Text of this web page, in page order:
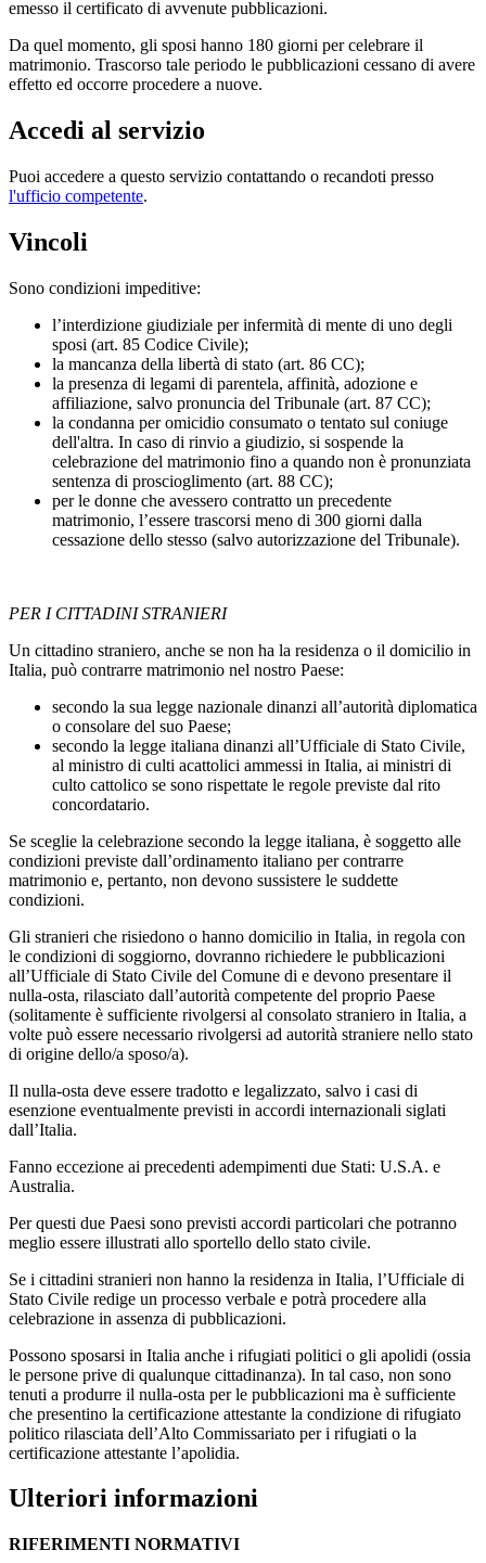
emesso il certificato di avvenute pubblicazioni.
Da quel momento, gli sposi hanno 180 giorni per celebrare il
matrimonio. Trascorso tale periodo le pubblicazioni cessano di avere
effetto ed occorre procedere a nuove.
Accedi al servizio
Puoi accedere a questo servizio contattando o recandoti presso
l'ufficio competente.
Vincoli
Sono condizioni impeditive:
l’interdizione giudiziale per infermità di mente di uno degli
sposi (art. 85 Codice Civile);
la mancanza della libertà di stato (art. 86 CC);
la presenza di legami di parentela, affinità, adozione e
affiliazione, salvo pronuncia del Tribunale (art. 87 CC);
la condanna per omicidio consumato o tentato sul coniuge
dell'altra. In caso di rinvio a giudizio, si sospende la
celebrazione del matrimonio fino a quando non è pronunziata
sentenza di proscioglimento (art. 88 CC);
per le donne che avessero contratto un precedente
matrimonio, l’essere trascorsi meno di 300 giorni dalla
cessazione dello stesso (salvo autorizzazione del Tribunale).
PER I CITTADINI STRANIERI
Un cittadino straniero, anche se non ha la residenza o il domicilio in
Italia, può contrarre matrimonio nel nostro Paese:
secondo la sua legge nazionale dinanzi all’autorità diplomatica
o consolare del suo Paese;
secondo la legge italiana dinanzi all’Ufficiale di Stato Civile,
al ministro di culti acattolici ammessi in Italia, ai ministri di
culto cattolico se sono rispettate le regole previste dal rito
concordatario.
Se sceglie la celebrazione secondo la legge italiana, è soggetto alle
condizioni previste dall’ordinamento italiano per contrarre
matrimonio e, pertanto, non devono sussistere le suddette
condizioni.
Gli stranieri che risiedono o hanno domicilio in Italia, in regola con
le condizioni di soggiorno, dovranno richiedere le pubblicazioni
all’Ufficiale di Stato Civile del Comune di e devono presentare il
nulla-osta, rilasciato dall’autorità competente del proprio Paese
(solitamente è sufficiente rivolgersi al consolato straniero in Italia, a
volte può essere necessario rivolgersi ad autorità straniere nello stato
di origine dello/a sposo/a).
Il nulla-osta deve essere tradotto e legalizzato, salvo i casi di
esenzione eventualmente previsti in accordi internazionali siglati
dall’Italia.
Fanno eccezione ai precedenti adempimenti due Stati: U.S.A. e
Australia.
Per questi due Paesi sono previsti accordi particolari che potranno
meglio essere illustrati allo sportello dello stato civile.
Se i cittadini stranieri non hanno la residenza in Italia, l’Ufficiale di
Stato Civile redige un processo verbale e potrà procedere alla
celebrazione in assenza di pubblicazioni.
Possono sposarsi in Italia anche i rifugiati politici o gli apolidi (ossia
le persone prive di qualunque cittadinanza). In tal caso, non sono
tenuti a produrre il nulla-osta per le pubblicazioni ma è sufficiente
che presentino la certificazione attestante la condizione di rifugiato
politico rilasciata dell’Alto Commissariato per i rifugiati o la
certificazione attestante l’apolidia.
Ulteriori informazioni
RIFERIMENTI NORMATIVI